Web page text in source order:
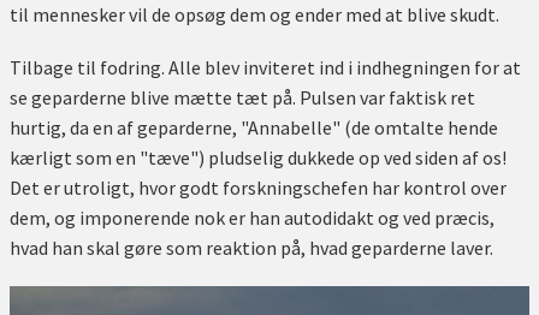
til mennesker vil de opsøg dem og ender med at blive skudt.
Tilbage til fodring. Alle blev inviteret ind i indhegningen for at
se geparderne blive mætte tæt på. Pulsen var faktisk ret
hurtig, da en af geparderne, "Annabelle" (de omtalte hende
kærligt som en "tæve") pludselig dukkede op ved siden af os!
Det er utroligt, hvor godt forskningschefen har kontrol over
dem, og imponerende nok er han autodidakt og ved præcis,
hvad han skal gøre som reaktion på, hvad geparderne laver.